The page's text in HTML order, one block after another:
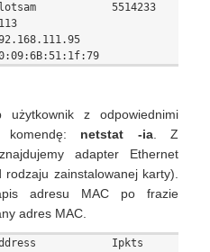
5514233
z odpowiednimi
komendę: netstat -ia. Z
adapter Ethernet
zainstalowanej karty).
adresu MAC po frazie
adres MAC.
Address            Ipkts